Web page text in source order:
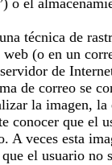
o el
técnica de
(o en un
de
de correo se
la imagen, la
conocer que el
A veces esta
el usuario no